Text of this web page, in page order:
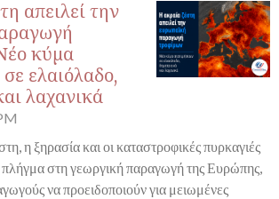
απειλεί την
κύμα
ελαιόλαδο,
λαχανικά
η ξηρασία και οι καταστροφικές πυρκαγιές
στη γεωργική παραγωγή της Ευρώπης,
να προειδοποιούν για μειωμένες